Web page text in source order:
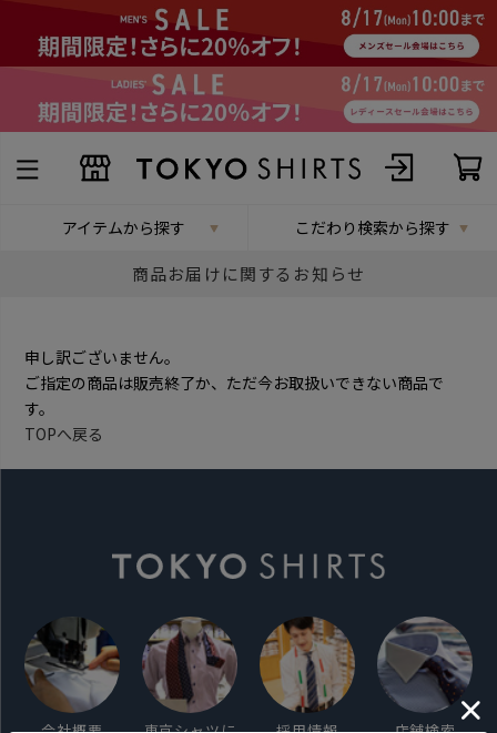
アイテムから探す こだわり検索から探す
商品お届けに関するお知らせ
申し訳ございません。
ご指定の商品は販売終了か、ただ今お取扱いできない商品で
す。
TOPへ戻る